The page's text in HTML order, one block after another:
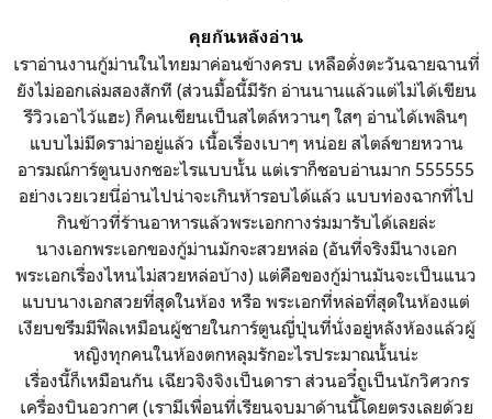
คุยกันหลังอ่าน
เราอ่านงานกู้ม่านในไทยมาค่อนข้างครบ เหลือดั่งตะวันฉายฉานที่
ยังไม่ออกเล่มสองสักที (ส่วนมื้อนี้มีรัก อ่านนานแล้วแต่ไม่ได้เขียน
รีวิวเอาไว้แฮะ) ก็คนเขียนเป็นสไตล์หวานๆ ใสๆ อ่านได้เพลินๆ
แบบไม่มีดราม่าอยู่แล้ว เนื้อเรื่องเบาๆ หน่อย สไตล์ขายหวาน
อารมณ์การ์ตูนบงกชอะไรแบบนั้น แต่เราก็ชอบอ่านมาก 555555
อย่างเวยเวยนี่อ่านไปน่าจะเกินห้ารอบได้แล้ว แบบท่องฉากที่ไป
กินข้าวที่ร้านอาหารแล้วพระเอกกางร่มมารับได้เลยล่ะ
นางเอกพระเอกของกู้ม่านมักจะสวยหล่อ (อันที่จริงมีนางเอก
พระเอกเรื่องไหนไม่สวยหล่อบ้าง) แต่คือของกู้ม่านมันจะเป็นแนว
แบบนางเอกสวยที่สุดในห้อง หรือ พระเอกที่หล่อที่สุดในห้องแต่
เงียบขรึมมีฟีลเหมือนผู้ชายในการ์ตูนญี่ปุ่นที่นั่งอยู่หลังห้องแล้วผู้
หญิงทุกคนในห้องตกหลุมรักอะไรประมาณนั้นน่ะ
เรื่องนี้ก็เหมือนกัน เฉียวจิงจิงเป็นดารา ส่วนอวี๋ถูเป็นนักวิศวกร
เครื่องบินอวกาศ (เรามีเพื่อนที่เรียนจบมาด้านนี้โดยตรงเลยด้วย